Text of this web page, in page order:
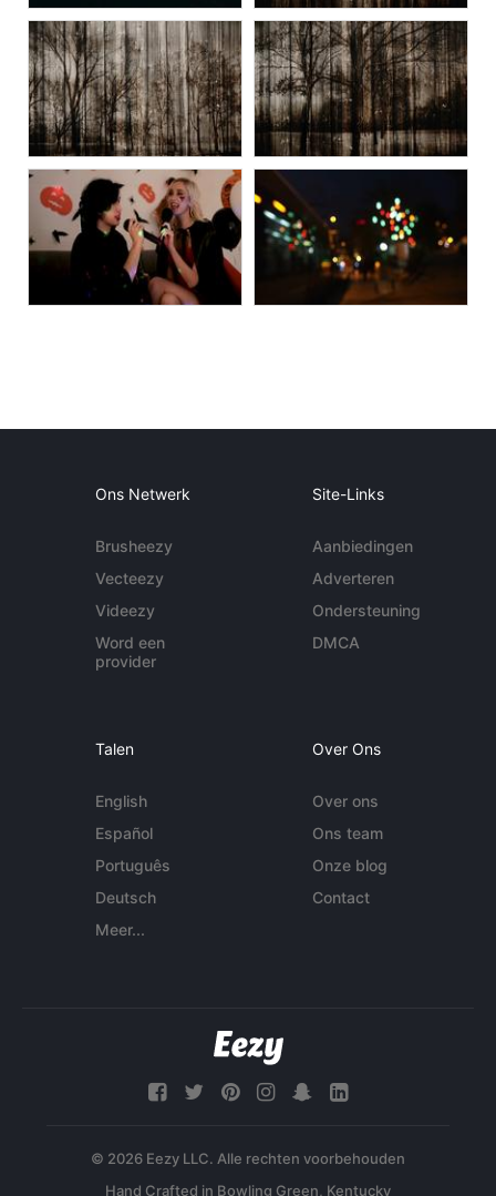
Ons Netwerk
Brusheezy
Vecteezy
Videezy
Word een
provider
Site-Links
Aanbiedingen
Adverteren
Ondersteuning
DMCA
Talen
English
Español
Português
Deutsch
Meer...
Over Ons
Over ons
Ons team
Onze blog
Contact
© 2026 Eezy LLC. Alle rechten voorbehouden